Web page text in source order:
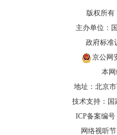
版权所有
主办单位：
政府标准
京公网
本网
地址：北京
技术支持：国
ICP备案编号
网络视听